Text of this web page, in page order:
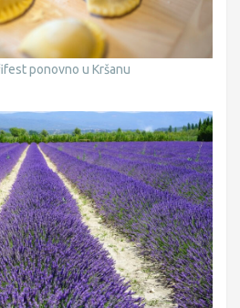
ponovno u Kršanu